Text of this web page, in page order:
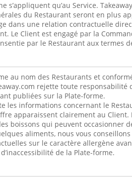
s’appliquent qu’au Service.
du Restaurant seront en plus
dans une relation contractuelle
Le Client est engagé par la
par le Restaurant aux termes
au nom des Restaurants et
rejette toute responsabilité
publiées sur la Plate-forme.
les informations concernant le
apparaissent clairement au
boissons qui peuvent occasionner
aliments, nous vous
sur le caractère allergène
de la Plate-forme.